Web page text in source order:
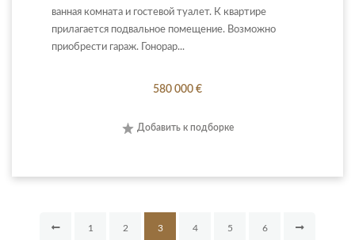
ванная комната и гостевой туалет. К квартире
прилагается подвальное помещение. Возможно
приобрести гараж. Гонорар...
580 000 €
Добавить к подборке
1 2 3 4 5 6